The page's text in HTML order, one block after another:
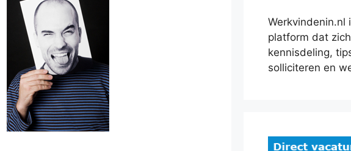
Werkvindenin.nl
platform dat
kennisdeling,
solliciteren en